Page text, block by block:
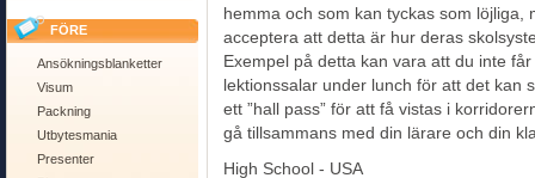
FÖRE
Ansökningsblanketter
Visum
Packning
Utbytesmania
Presenter
hemma och som kan tyckas som löjliga,
acceptera att detta är hur deras
Exempel på detta kan vara att du inte
lektionssalar under lunch för att det kan
ett ”hall pass” för att få vistas i
gå tillsammans med din lärare och din
High School - USA